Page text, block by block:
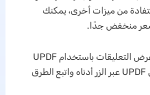
من ميزات أخرى، يمكنك
منخفض جدًا.
هل ترغب في عرض التعليقات باستخدام UPDF
الآن؟ قم بتنزيل UPDF عبر الزر أدناه واتبع الطرق